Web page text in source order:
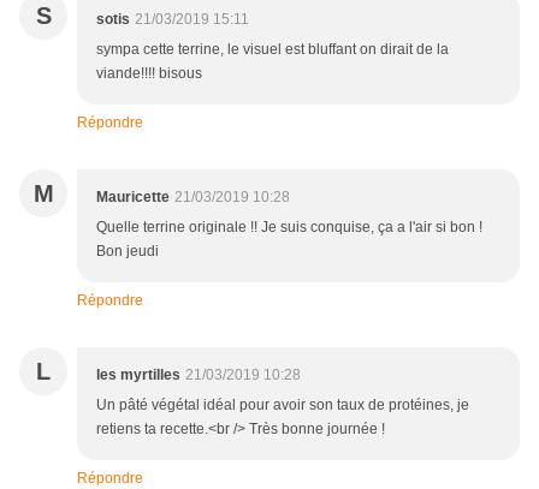
S sotis 21/03/2019 15:11
sympa cette terrine, le visuel est bluffant on dirait de la
viande!!!! bisous
Répondre
M Mauricette 21/03/2019 10:28
Quelle terrine originale !! Je suis conquise, ça a l'air si bon !
Bon jeudi
Répondre
L les myrtilles 21/03/2019 10:28
Un pâté végétal idéal pour avoir son taux de protéines, je
retiens ta recette.<br /> Très bonne journée !
Répondre